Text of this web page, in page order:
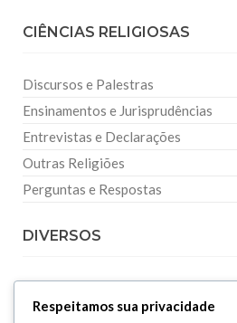
CIÊNCIAS RELIGIOSAS
Discursos e Palestras
Ensinamentos e Jurisprudências
Entrevistas e Declarações
Outras Religiões
Perguntas e Respostas
DIVERSOS
Dicionário Islâmico
Respeitamos sua privacidade